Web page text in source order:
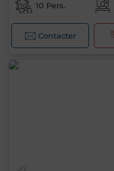
10 Pers.
Contacter